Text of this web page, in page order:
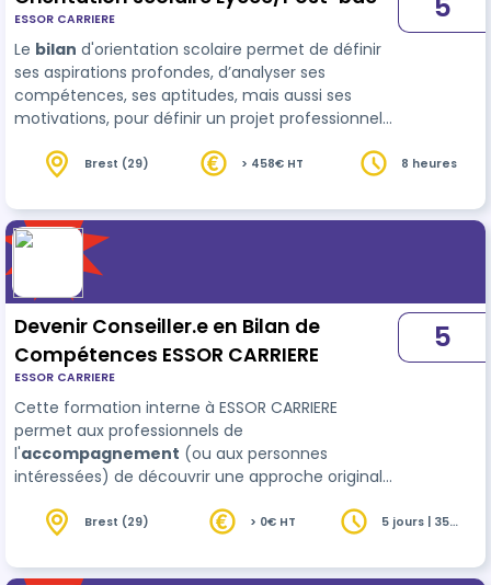
ESSOR CARRIERE
Le bilan d'orientation scolaire permet de définir
ses aspirations profondes, d’analyser ses
compétences, ses aptitudes, mais aussi ses
motivations, pour définir un projet professionnel
dès le collège pour détermi…
Brest (29) > 458€ HT 8 heures
Devenir Conseiller.e en Bilan de
Compétences ESSOR CARRIERE
ESSOR CARRIERE
Cette formation interne à ESSOR CARRIERE
permet aux professionnels de
l'accompagnement (ou aux personnes
intéressées) de découvrir une approche originale,
savoirs et la pratiques permettant de réaliser
compétences.
5
Brest (29) > 0€ HT
5 jours | 35